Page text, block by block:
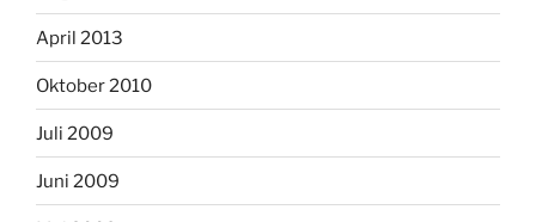
April 2013
Oktober 2010
Juli 2009
Juni 2009